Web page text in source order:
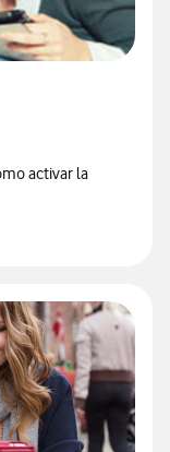
activar la